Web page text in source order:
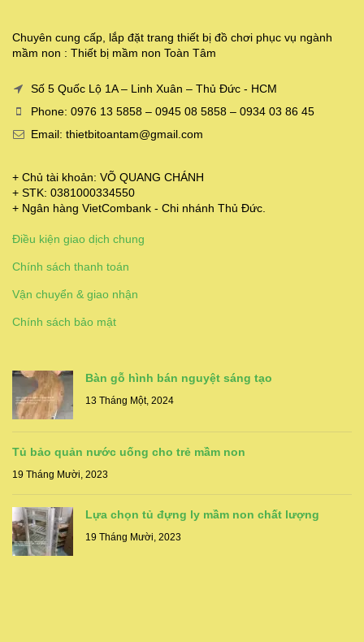
Chuyên cung cấp, lắp đặt trang thiết bị đồ chơi phục vụ ngành
mầm non : Thiết bị mầm non Toàn Tâm
Số 5 Quốc Lộ 1A – Linh Xuân – Thủ Đức - HCM
Phone: 0976 13 5858 – 0945 08 5858 – 0934 03 86 45
Email: thietbitoantam@gmail.com
+ Chủ tài khoản: VÕ QUANG CHÁNH
+ STK: 0381000334550
+ Ngân hàng VietCombank - Chi nhánh Thủ Đức.
Điều kiện giao dịch chung
Chính sách thanh toán
Vận chuyển & giao nhận
Chính sách bảo mật
Bàn gỗ hình bán nguyệt sáng tạo
13 Tháng Một, 2024
Tủ bảo quản nước uống cho trẻ mầm non
19 Tháng Mười, 2023
Lựa chọn tủ đựng ly mầm non chất lượng
19 Tháng Mười, 2023